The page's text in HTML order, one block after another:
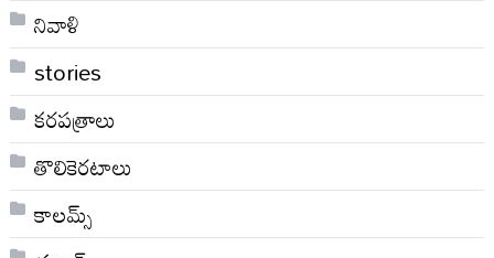
నివాళి
stories
కరపత్రాలు
తొలికెరటాలు
కాలమ్స్